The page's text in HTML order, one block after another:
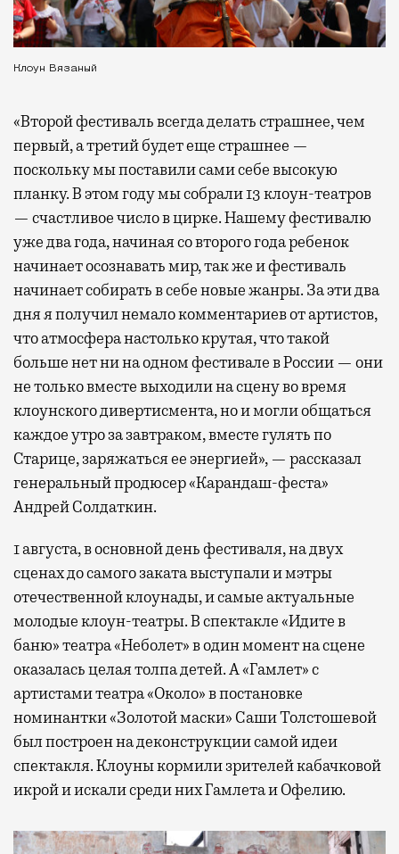
Клоун Вязаный
«Второй фестиваль всегда делать страшнее, чем
первый, а третий будет еще страшнее —
поскольку мы поставили сами себе высокую
планку. В этом году мы собрали 13 клоун-театров
— счастливое число в цирке. Нашему фестивалю
уже два года, начиная со второго года ребенок
начинает осознавать мир, так же и фестиваль
начинает собирать в себе новые жанры. За эти два
дня я получил немало комментариев от артистов,
что атмосфера настолько крутая, что такой
больше нет ни на одном фестивале в России — они
не только вместе выходили на сцену во время
клоунского дивертисмента, но и могли общаться
каждое утро за завтраком, вместе гулять по
Старице, заряжаться ее энергией», — рассказал
генеральный продюсер «Карандаш-феста»
Андрей Солдаткин.
1 августа, в основной день фестиваля, на двух
сценах до самого заката выступали и мэтры
отечественной клоунады, и самые актуальные
молодые клоун-театры. В спектакле «Идите в
баню» театра «Неболет» в один момент на сцене
оказалась целая толпа детей. А «Гамлет» с
артистами театра «Около» в постановке
номинантки «Золотой маски» Саши Толстошевой
был построен на деконструкции самой идеи
спектакля. Клоуны кормили зрителей кабачковой
икрой и искали среди них Гамлета и Офелию.